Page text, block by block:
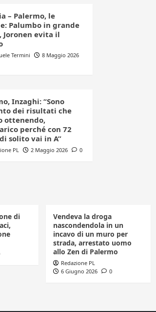
– Palermo, le
Palumbo in grande
Joronen evita il
Termini
8 Maggio 2026
Inzaghi: “Sono
dei risultati che
ottenendo,
perché con 72
solito vai in A”
PL 2 Maggio 2026 0
di
Vendeva la droga
nascondendola in un
incavo di un muro per
strada, arrestato uomo
allo Zen di Palermo
Redazione PL
6 Giugno 2026
0